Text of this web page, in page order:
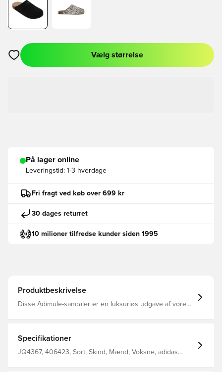
Åbner en Modal til at logge ind eller tilmelde dig som medlem
Vælg størrelse
På lager online
Leveringstid: 1-3 hverdage
Fri fragt ved køb over 699 kr
30 dages returret
10 milioner tilfredse kunder siden 1995
Produktbeskrivelse
Disse Adimule-sandaler er en luksuriøs udgave af vores
skoene er perfekte til afslappede dage og tager din
afslapning til næste niveau. Almindelig pasform Overdel i
læder For i tekstil Ydersål i gummi
Specifikationer
JQ4367, 406423, Sort, Skind, Mænd, Voksne, adidas